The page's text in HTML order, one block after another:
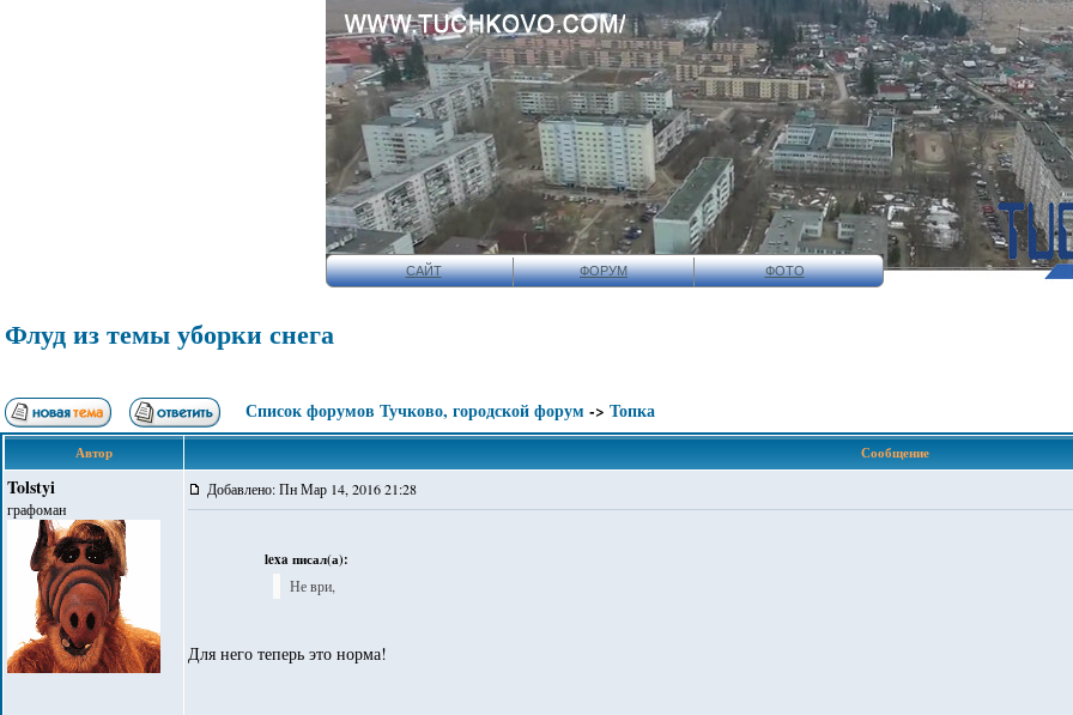
САЙТ ФОРУМ ФОТО
Флуд из темы уборки снега
Список форумов Тучково, городской форум -> Топка
Автор Сообщение
Tolstyi
графоман
Добавлено: Пн Мар 14, 2016 21:28
lexa писал(а):
Не ври,
Для него теперь это норма!